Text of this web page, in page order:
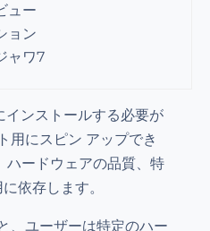
ュー
ョン
ャワ7
ンストールする必要が
用にスピン アップでき
ハードウェアの品質、特
依存します。
、ユーザーは特定のハー